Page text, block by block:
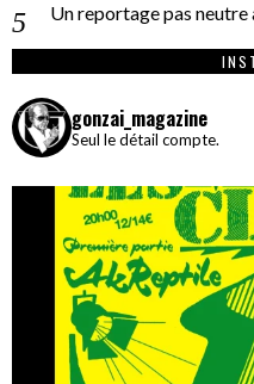
Un reportage pas neutre
gonzai_magazine
Seul le détail compte.